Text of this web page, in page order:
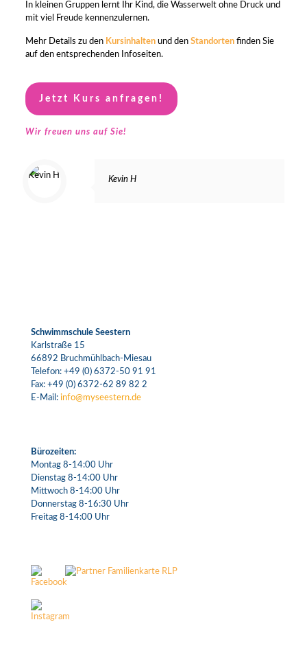
In kleinen Gruppen lernt Ihr Kind, die Wasserwelt ohne Druck und
mit viel Freude kennenzulernen.
Mehr Details zu den Kursinhaltenund den Standortenfinden Sie
auf den entsprechenden Infoseiten.
Jetzt Kurs anfragen!
Wir freuen uns auf Sie!
Kevin H
Schwimmschule Seestern
Karlstraße 15
66892 Bruchmühlbach-Miesau
Telefon: +49 (0) 6372-50 91 91
Fax: +49 (0) 6372-62 89 82 2
E-Mail: info@myseestern.de
Bürozeiten:
Montag 8-14:00 Uhr
Dienstag 8-14:00 Uhr
Mittwoch 8-14:00 Uhr
Donnerstag 8-16:30 Uhr
Freitag 8-14:00 Uhr